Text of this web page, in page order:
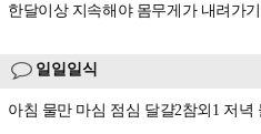
한달이상 지속해야 몸무게가 내려가
일일일식
아침 물만 마심 점심 달걀2참외1 저녁